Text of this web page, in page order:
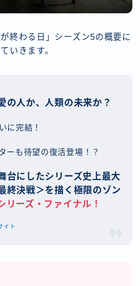
終わる日」シーズン5の概要に
いきます。
の人か、人類の未来か？
に完結！
ーも待望の復活登場！？
台にしたシリーズ史上最大
終決戦＞を描く極限のゾン
リーズ・ファイナル！
イト